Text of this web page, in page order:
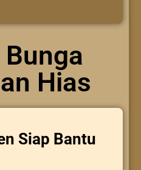
Hias
Siap Bantu